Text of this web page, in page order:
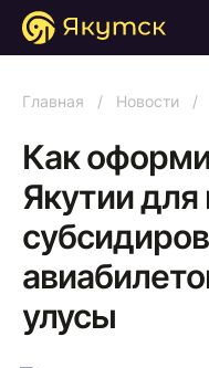
Главная / Новости /
Как
Якутии для
улусы